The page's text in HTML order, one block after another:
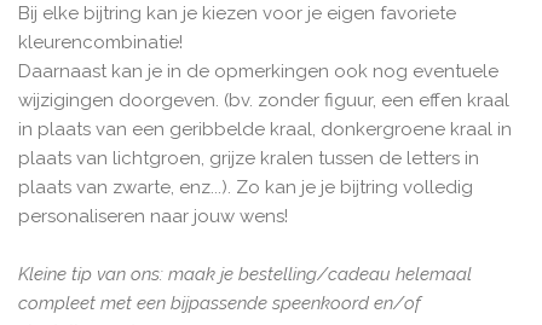
Bij elke bijtring kan je kiezen voor je eigen favoriete
kleurencombinatie!
Daarnaast kan je in de opmerkingen ook nog eventuele
wijzigingen doorgeven. (bv. zonder figuur, een effen kraal
in plaats van een geribbelde kraal, donkergroene kraal in
plaats van lichtgroen, grijze kralen tussen de letters in
plaats van zwarte, enz...). Zo kan je je bijtring volledig
personaliseren naar jouw wens!
Kleine tip van ons: maak je bestelling/cadeau helemaal
compleet met een bijpassende speenkoord en/of